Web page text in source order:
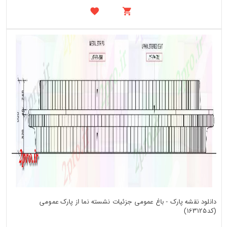
دانلود نقشه پارک - باغ عمومی جزئیات نشسته نما از پارک عمومی
(کد163125)